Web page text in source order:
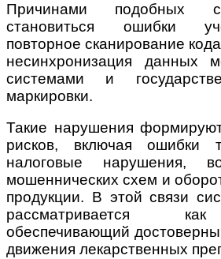
Причинами подобных
становиться ошибки
повторное сканирование
несинхронизация данных
системами и
маркировки.
Такие нарушения
рисков, включая ошибки
налоговые нарушения,
мошеннических схем и
продукции. В этой связи
рассматривается
обеспечивающий
движения лекарственных